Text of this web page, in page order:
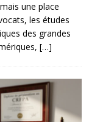
une place
les études
des grandes
[…]